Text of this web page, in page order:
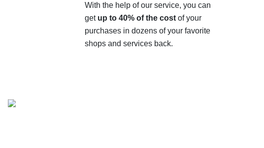
With the help of our service, you can
get up to 40% of the costof your
purchases in dozens of your favorite
shops and services back.